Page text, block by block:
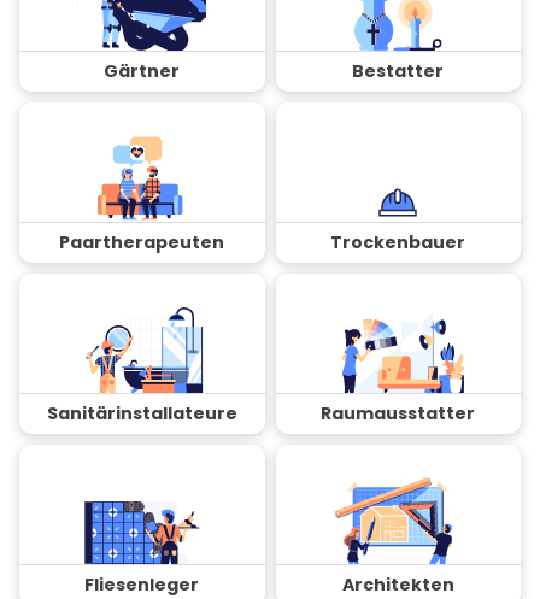
Gärtner Bestatter
Paartherapeuten Trockenbauer
Sanitärinstallateure Raumausstatter
Fliesenleger Architekten